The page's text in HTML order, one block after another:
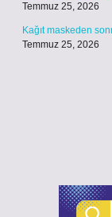
Temmuz 25, 2026
Kağıt maskeden
Temmuz 25, 2026